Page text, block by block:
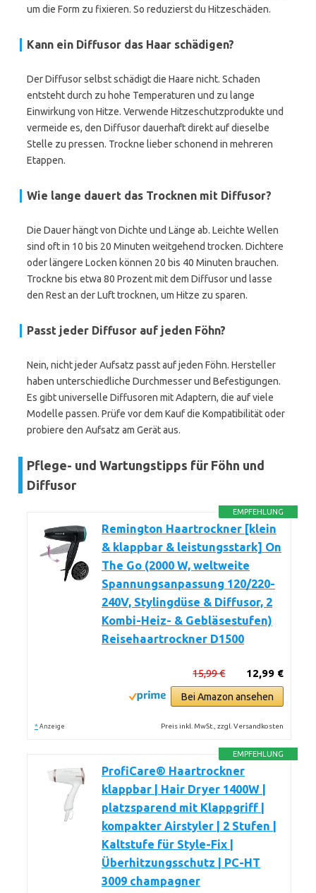
um die Form zu fixieren. So reduzierst du Hitzeschäden.
Kann ein Diffusor das Haar schädigen?
Der Diffusor selbst schädigt die Haare nicht. Schaden
entsteht durch zu hohe Temperaturen und zu lange
Einwirkung von Hitze. Verwende Hitzeschutzprodukte und
vermeide es, den Diffusor dauerhaft direkt auf dieselbe
Stelle zu pressen. Trockne lieber schonend in mehreren
Etappen.
Wie lange dauert das Trocknen mit Diffusor?
Die Dauer hängt von Dichte und Länge ab. Leichte Wellen
sind oft in 10 bis 20 Minuten weitgehend trocken. Dichtere
oder längere Locken können 20 bis 40 Minuten brauchen.
Trockne bis etwa 80 Prozent mit dem Diffusor und lasse
den Rest an der Luft trocknen, um Hitze zu sparen.
Passt jeder Diffusor auf jeden Föhn?
Nein, nicht jeder Aufsatz passt auf jeden Föhn. Hersteller
haben unterschiedliche Durchmesser und Befestigungen.
Es gibt universelle Diffusoren mit Adaptern, die auf viele
Modelle passen. Prüfe vor dem Kauf die Kompatibilität oder
probiere den Aufsatz am Gerät aus.
Pflege- und Wartungstipps für Föhn und
Diffusor
EMPFEHLUNG
Remington Haartrockner [klein
& klappbar & leistungsstark] On
The Go (2000 W, weltweite
Spannungsanpassung 120/220-
240V, Stylingdüse & Diffusor, 2
Kombi-Heiz- & Gebläsestufen)
Reisehaartrockner D1500
12,99 €
15,99 €
Bei Amazon ansehen
* Anzeige Preis inkl. MwSt., zzgl. Versandkosten
EMPFEHLUNG
ProfiCare® Haartrockner
klappbar | Hair Dryer 1400W |
platzsparend mit Klappgriff |
kompakter Airstyler | 2 Stufen |
Kaltstufe für Style-Fix |
Überhitzungsschutz | PC-HT
3009 champagner